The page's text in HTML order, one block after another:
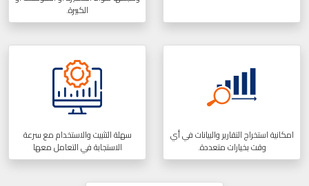
الكبيرة.
امكانية استخراج التقارير والبيانات في أي
وقت بخيارات متعددة.
سهلة التثبيت والاستخدام مع سرعة
الاستجابة في التعامل معها